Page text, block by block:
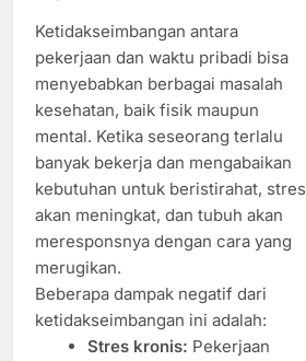
Ketidakseimbangan antara
pekerjaan dan waktu pribadi bisa
menyebabkan berbagai masalah
kesehatan, baik fisik maupun
mental. Ketika seseorang terlalu
banyak bekerja dan mengabaikan
kebutuhan untuk beristirahat, stres
akan meningkat, dan tubuh akan
meresponsnya dengan cara yang
merugikan.
Beberapa dampak negatif dari
ketidakseimbangan ini adalah:
Stres kronis: Pekerjaan